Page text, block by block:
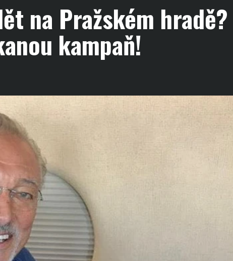
na Pražském hradě?
kampaň!